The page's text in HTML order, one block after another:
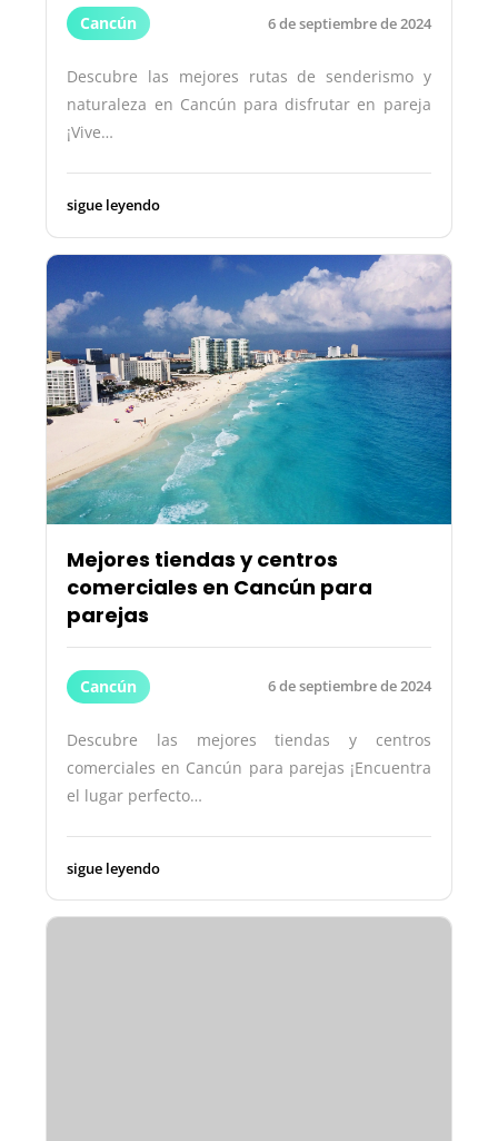
Cancún 6 de septiembre de 2024
Descubre las mejores rutas de senderismo y
naturaleza en Cancún para disfrutar en pareja
¡Vive…
sigue leyendo
Mejores tiendas y centros
comerciales en Cancún para
parejas
Cancún 6 de septiembre de 2024
Descubre las mejores tiendas y centros
comerciales en Cancún para parejas ¡Encuentra
el lugar perfecto…
sigue leyendo